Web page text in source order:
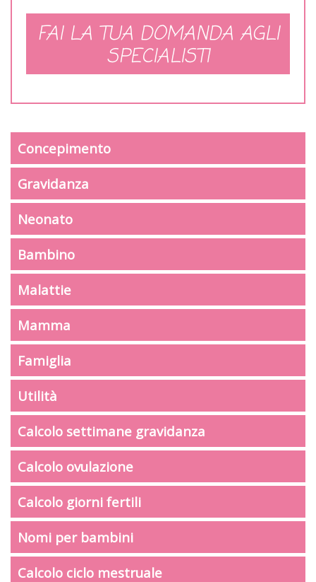
FAI LA TUA DOMANDA AGLI
SPECIALISTI
Concepimento
Gravidanza
Neonato
Bambino
Malattie
Mamma
Famiglia
Utilità
Calcolo settimane gravidanza
Calcolo ovulazione
Calcolo giorni fertili
Nomi per bambini
Calcolo ciclo mestruale